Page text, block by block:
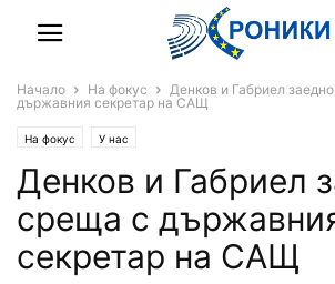
Начало На фокус
Денков и Габриел
държавния секретар на САЩ
На фокус У нас
Денков и Габриел
среща с
секретар на САЩ